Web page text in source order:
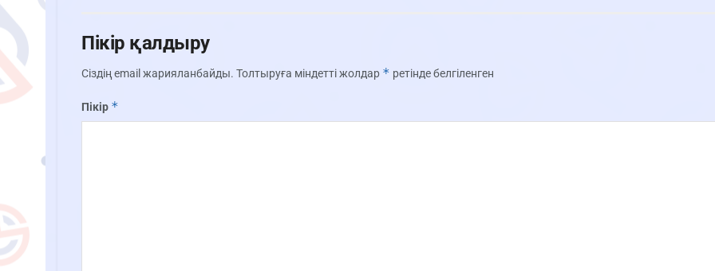
Пікір қалдыру
Сіздің email жарияланбайды. Толтыруға міндетті жолдар * ретінде белгіленген
Пікір *